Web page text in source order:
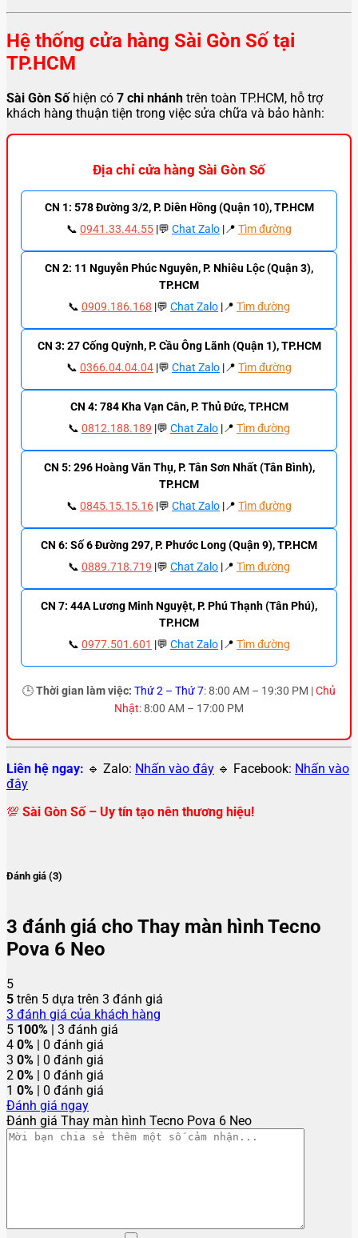
Hệ thống cửa hàng Sài Gòn Số tại
TP.HCM
Sài Gòn Sốhiện có 7 chi nhánh trên toàn TP.HCM, hỗ trợ
khách hàng thuận tiện trong việc sửa chữa và bảo hành:
Địa chỉ cửa hàng Sài Gòn Số
CN 1: 578 Đường 3/2, P. Diên Hồng (Quận 10), TP.HCM
📞 0941.33.44.55 |💬 Chat Zalo |📍 Tìm đường
CN 2: 11 Nguyễn Phúc Nguyên, P. Nhiêu Lộc (Quận 3),
TP.HCM
📞 0909.186.168 |💬 Chat Zalo |📍 Tìm đường
CN 3: 27 Cống Quỳnh, P. Cầu Ông Lãnh (Quận 1), TP.HCM
📞 0366.04.04.04 |💬 Chat Zalo |📍 Tìm đường
CN 4: 784 Kha Vạn Cân, P. Thủ Đức, TP.HCM
📞 0812.188.189 |💬 Chat Zalo |📍 Tìm đường
CN 5: 296 Hoàng Văn Thụ, P. Tân Sơn Nhất (Tân Bình),
TP.HCM
📞 0845.15.15.16 |💬 Chat Zalo |📍 Tìm đường
CN 6: Số 6 Đường 297, P. Phước Long (Quận 9), TP.HCM
📞 0889.718.719 |💬 Chat Zalo |📍 Tìm đường
CN 7: 44A Lương Minh Nguyệt, P. Phú Thạnh (Tân Phú),
TP.HCM
📞 0977.501.601 |💬 Chat Zalo |📍 Tìm đường
🕒Thời gian làm việc: Thứ 2 – Thứ 7: 8:00 AM – 19:30 PM |Chủ
Nhật: 8:00 AM – 17:00 PM
Liên hệ ngay: 🔹 Zalo: Nhấn vào đây 🔹 Facebook: Nhấn vào
đây
💯 Sài Gòn Số – Uy tín tạo nên thương hiệu!
Đánh giá (3)
3 đánh giá cho Thay màn hình Tecno
Pova 6 Neo
5
5 trên 5 dựa trên 3 đánh giá
3 đánh giá của khách hàng
5 100% | 3 đánh giá
4 0% | 0 đánh giá
3 0% | 0 đánh giá
2 0% | 0 đánh giá
1 0% | 0 đánh giá
Đánh giá ngay
Đánh giá Thay màn hình Tecno Pova 6 Neo